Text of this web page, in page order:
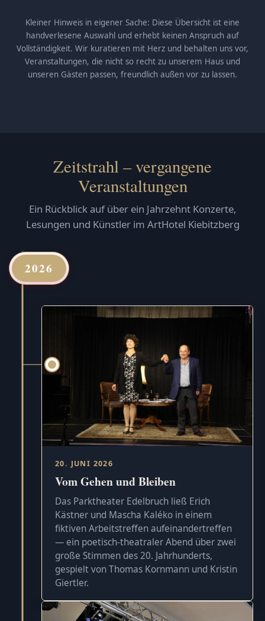
Kleiner Hinweis in eigener Sache: Diese Übersicht ist eine
handverlesene Auswahl und erhebt keinen Anspruch auf
Vollständigkeit. Wir kuratieren mit Herz und behalten uns vor,
Veranstaltungen, die nicht so recht zu unserem Haus und
unseren Gästen passen, freundlich außen vor zu lassen.
Zeitstrahl – vergangene
Veranstaltungen
Ein Rückblick auf über ein Jahrzehnt Konzerte,
Lesungen und Künstler im ArtHotel Kiebitzberg
2026
20. JUNI 2026
Vom Gehen und Bleiben
Das Parktheater Edelbruch ließ Erich
Kästner und Mascha Kaléko in einem
fiktiven Arbeitstreffen aufeinandertreffen
— ein poetisch-theatraler Abend über zwei
große Stimmen des 20. Jahrhunderts,
gespielt von Thomas Kornmann und Kristin
Giertler.